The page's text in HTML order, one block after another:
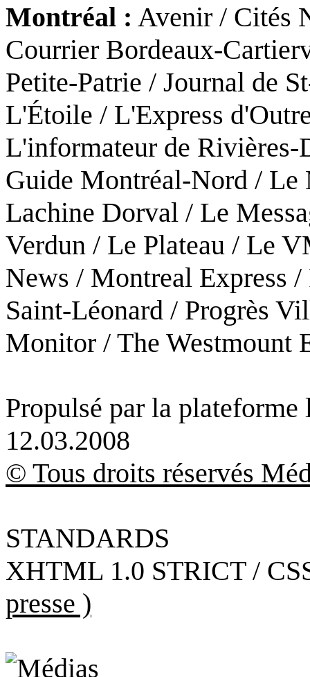
Montréal : Avenir / Cités
Courrier Bordeaux-
Petite-Patrie / Journal de
L'Étoile / L'Express
L'informateur de Rivières-
Guide Montréal-Nord / Le
Lachine Dorval / Le
Verdun / Le Plateau / Le
News / Montreal Express
Saint-Léonard / Progrès
Monitor / The Westmount
Propulsé par la plateforme
12.03.2008
© Tous droits réservés
STANDARDS
XHTML 1.0 STRICT /
presse )